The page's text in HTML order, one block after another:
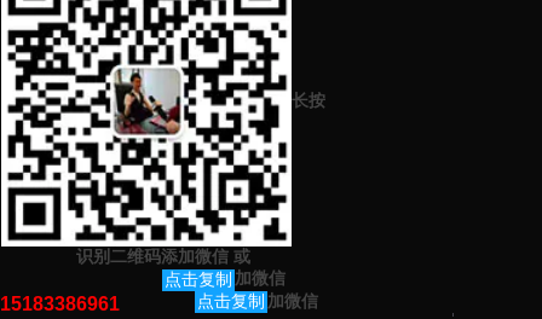
预约营销老师 添加微信号：scyxch
案！
上一篇：代写职工演讲价格低的正规销量高的机构网站平台有哪些
下一篇：考生动员会该如何发言、动员演讲稿该如何写
猜你感兴趣的内容
长按
识别二维码添加微信 或
点击复制
15183386961
加微信
点击复制 加微信